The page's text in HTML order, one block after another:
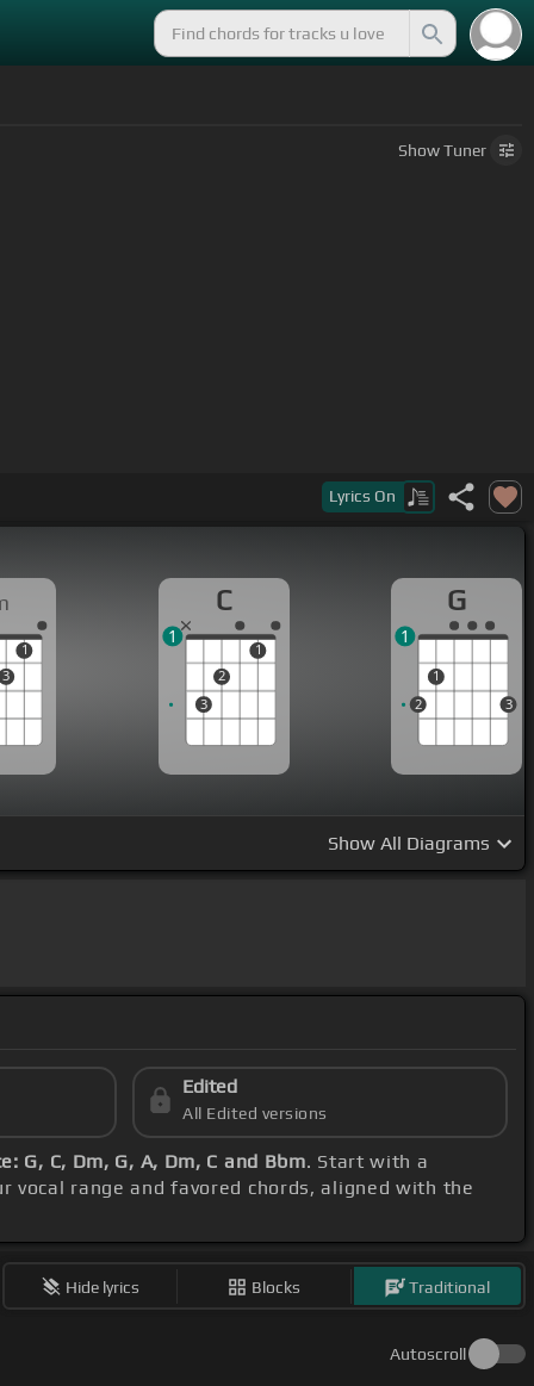
ShowTuner
Lyrics On
3
1
C
3
2
1
1
G
2
1
3
1
Show All Diagrams
Edited
All Edited versions
G, C, Dm, G, A, Dm, C and Bbm. Start with a
vocal range and favored chords, aligned with the
Hide lyrics Blocks Traditional
Autoscroll